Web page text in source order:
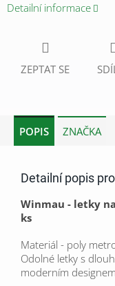
Detailní informace
ZEPTAT SE
POPIS ZNAČKA
Detailní popis
Winmau - letky
ks
Materiál - poly
Odolné letky s
moderním